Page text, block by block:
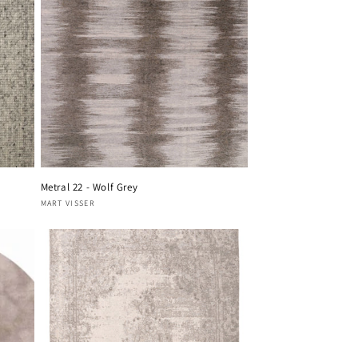
Metral 22 - Wolf Grey
Verkoper:
MART VISSER